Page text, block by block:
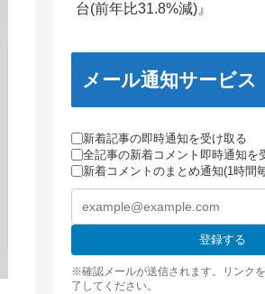
台(前年比31.8%減)』
メール通知サービス
新着記事の即時通知を受け取る
全記事の新着コメント即時通知を
新着コメントのまとめ通知(1時間
登録する
※確認メールが送信されます。リンク
了してください。